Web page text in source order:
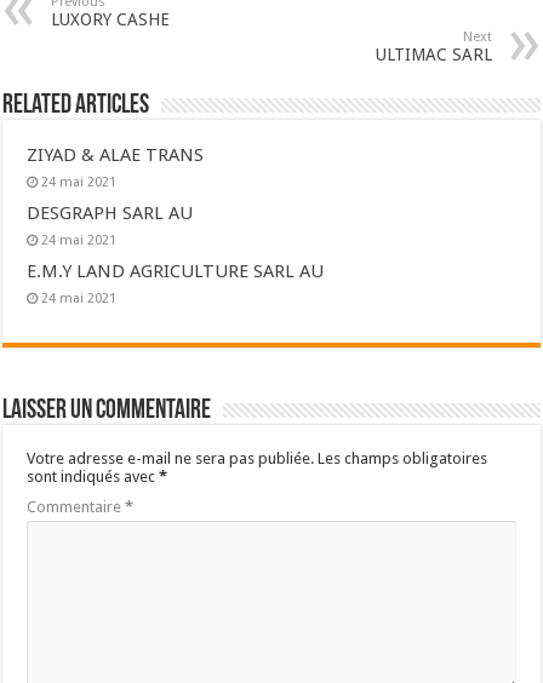
LUXORY CASHE
Next
ULTIMAC SARL
Related Articles
ZIYAD & ALAE TRANS
24 mai 2021
DESGRAPH SARL AU
24 mai 2021
E.M.Y LAND AGRICULTURE SARL AU
24 mai 2021
Laisser un commentaire
Votre adresse e-mail ne sera pas publiée. Les champs obligatoires
sont indiqués avec*
Commentaire*